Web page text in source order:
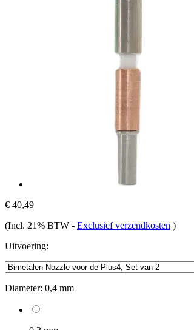
€ 40,49
(Incl. 21% BTW - Exclusief verzendkosten )
Uitvoering:
Diameter: 0,4 mm